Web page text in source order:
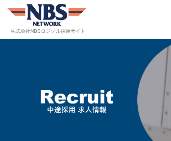
株式会社NBSロジソル採用サイト
株式会社NBSロジソル採
代表メッセージ
中途採用求人情報
NBSロジソルとは